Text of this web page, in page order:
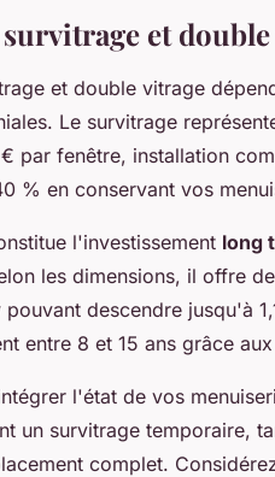
et
et double vitrage
Le survitrage
par fenêtre, installation
% en conservant vos
l'investissement long
les dimensions, il offre
descendre jusqu'à
entre 8 et 15 ans grâce
l'état de vos
un survitrage temporaire,
complet.